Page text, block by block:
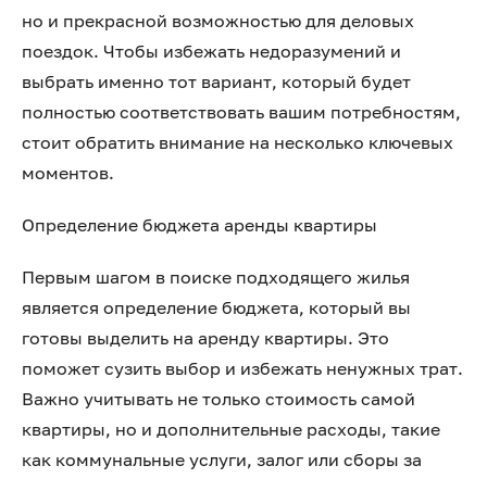
но и прекрасной возможностью для деловых
поездок. Чтобы избежать недоразумений и
выбрать именно тот вариант, который будет
полностью соответствовать вашим потребностям,
стоит обратить внимание на несколько ключевых
моментов.
Определение бюджета аренды квартиры
Первым шагом в поиске подходящего жилья
является определение бюджета, который вы
готовы выделить на аренду квартиры. Это
поможет сузить выбор и избежать ненужных трат.
Важно учитывать не только стоимость самой
квартиры, но и дополнительные расходы, такие
как коммунальные услуги, залог или сборы за